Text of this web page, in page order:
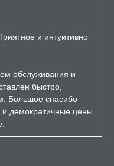
и интуитивно
обслуживания и
быстро,
Большое спасибо
и демократичные цены.